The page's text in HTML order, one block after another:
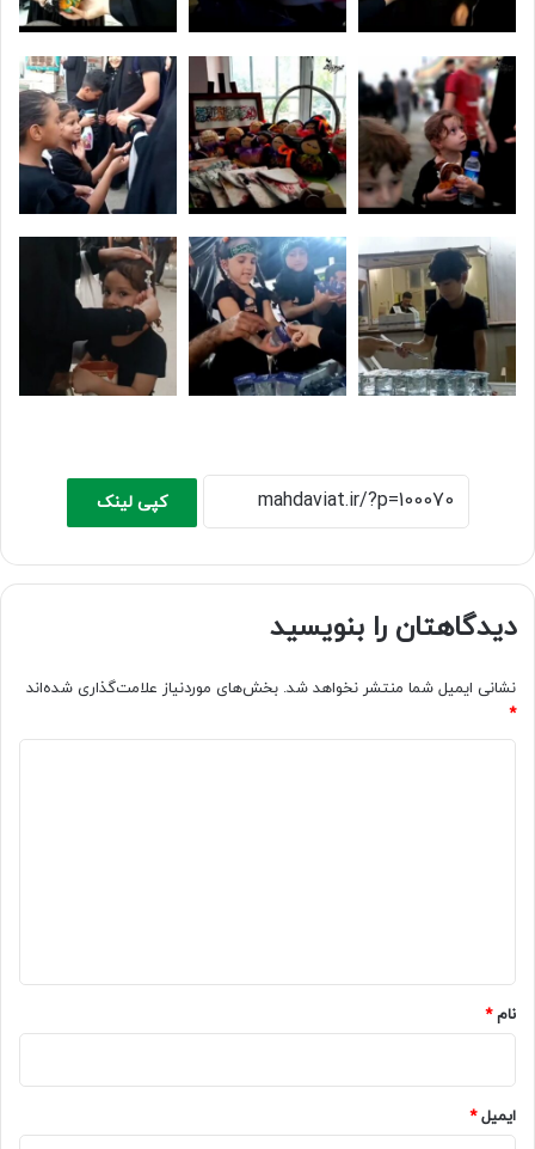
کپی لینک
دیدگاهتان را بنویسید
نشانی ایمیل شما منتشر نخواهد شد. بخش‌های موردنیاز علامت‌گذاری شده‌اند
*
نام*
ایمیل*